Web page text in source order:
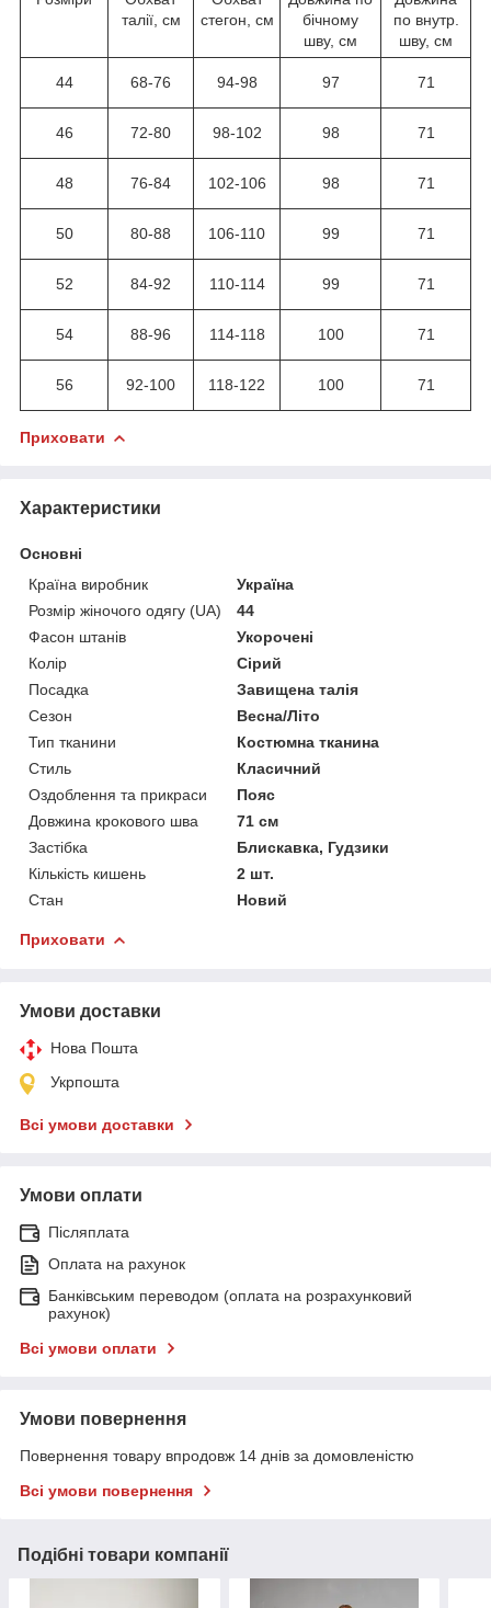
талії, см
стегон, см
бічному
шву, см
по внутр.
шву, см
44 68-76 94-98 97 71
46 72-80 98-102 98 71
48 76-84 102-106 98 71
50 80-88 106-110 99 71
52 84-92 110-114 99 71
54 88-96 114-118 100 71
56 92-100 118-122 100 71
Приховати
Характеристики
Основні
Країна виробник
Україна
Розмір жіночого одягу (UA)
44
Фасон штанів
Укорочені
Колір
Сірий
Посадка
Завищена талія
Сезон
Весна/Літо
Тип тканини
Костюмна тканина
Стиль
Класичний
Оздоблення та прикраси
Пояс
Довжина крокового шва
71 см
Застібка
Блискавка, Гудзики
Кількість кишень
2 шт.
Стан
Новий
Приховати
Умови доставки
Нова Пошта
Укрпошта
Всі умови доставки
Умови оплати
Післяплата
Оплата на рахунок
Банківським переводом (оплата на розрахунковий
рахунок)
Всі умови оплати
Умови повернення
Повернення товару впродовж 14 днів за домовленістю
Всі умови повернення
Подібні товари компанії